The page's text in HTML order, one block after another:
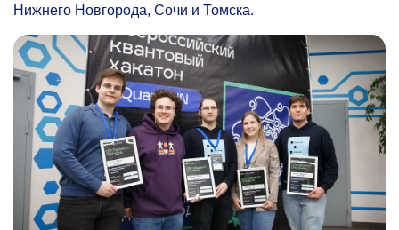
Нижнего Новгорода, Сочи и Томска.